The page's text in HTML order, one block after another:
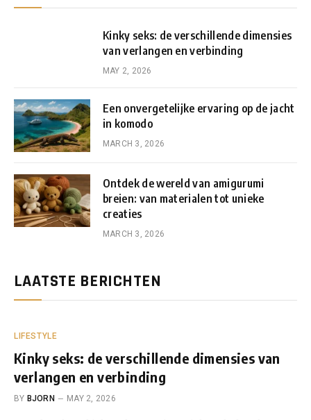
Kinky seks: de verschillende dimensies
van verlangen en verbinding
MAY 2, 2026
Een onvergetelijke ervaring op de jacht
in komodo
MARCH 3, 2026
Ontdek de wereld van amigurumi
breien: van materialen tot unieke
creaties
MARCH 3, 2026
LAATSTE BERICHTEN
LIFESTYLE
Kinky seks: de verschillende dimensies van
verlangen en verbinding
BY BJORN MAY 2, 2026